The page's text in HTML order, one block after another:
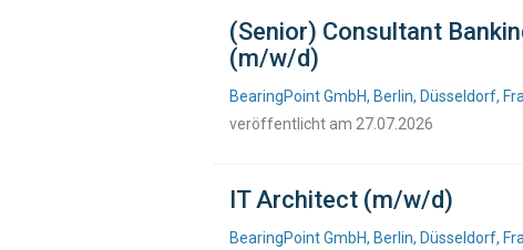
(Senior) Consultant
(m/w/d)
BearingPoint GmbH, Berlin, Düsseldorf,
veröffentlicht am 27.07.2026
IT Architect (m/w/d)
BearingPoint GmbH, Berlin, Düsseldorf,